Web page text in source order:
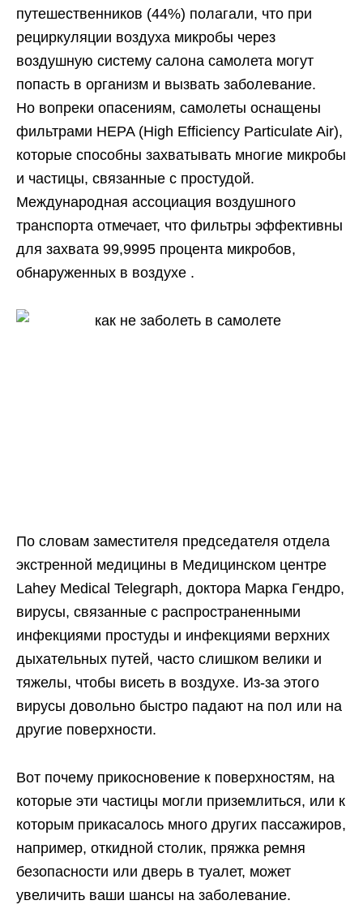
путешественников (44%) полагали, что при
рециркуляции воздуха микробы через
воздушную систему салона самолета могут
попасть в организм и вызвать заболевание.
Но вопреки опасениям, самолеты оснащены
фильтрами HEPA (High Efficiency Particulate Air),
которые способны захватывать многие микробы
и частицы, связанные с простудой.
Международная ассоциация воздушного
транспорта отмечает, что фильтры эффективны
для захвата 99,9995 процента микробов,
обнаруженных в воздухе .
По словам заместителя председателя отдела
экстренной медицины в Медицинском центре
Lahey Medical Telegraph, доктора Марка Гендро,
вирусы, связанные с распространенными
инфекциями простуды и инфекциями верхних
дыхательных путей, часто слишком велики и
тяжелы, чтобы висеть в воздухе. Из-за этого
вирусы довольно быстро падают на пол или на
другие поверхности.
Вот почему прикосновение к поверхностям, на
которые эти частицы могли приземлиться, или к
которым прикасалось много других пассажиров,
например, откидной столик, пряжка ремня
безопасности или дверь в туалет, может
увеличить ваши шансы на заболевание.